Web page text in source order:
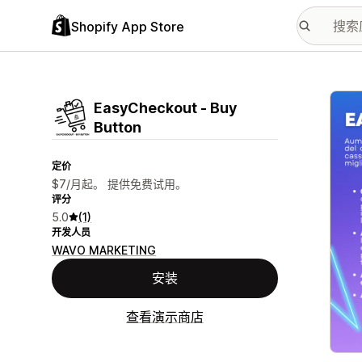
Shopify App Store
EasyCheckout ‑ Buy
Button
定价
$7/月起。 提供免费试用。
评分
5.0 (1)
开发人员
WAVO MARKETING
安装
查看演示商店
配图